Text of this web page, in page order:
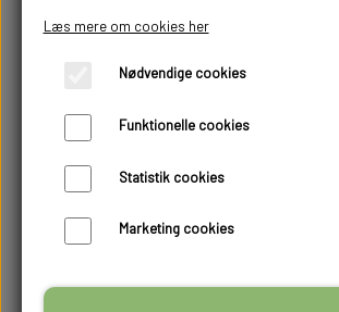
Læs mere om cookies her
Nødvendige cookies
Funktionelle cookies
Statistik cookies
Marketing cookies